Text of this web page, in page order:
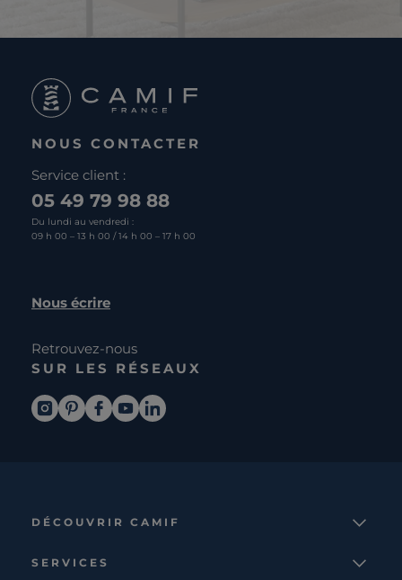
NOUS CONTACTER
Service client :
05 49 79 98 88
Du lundi au vendredi :
09 h 00 – 13 h 00 / 14 h 00 – 17 h 00
Nous écrire
Retrouvez-nous
SUR LES RÉSEAUX
DÉCOUVRIR CAMIF
SERVICES